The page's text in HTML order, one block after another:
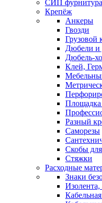
СИП фурнитура
Крепёж
Анкеры
Гвозди
Грузовой
Дюбели и
Дюбель-
Клей,
Площадка
Разный
Саморезы
Скобы для
Стяжки
Расходные
Знаки